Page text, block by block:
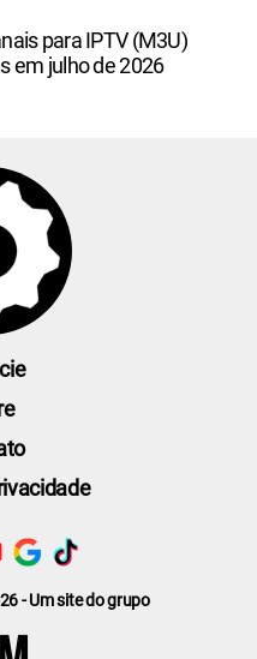
para IPTV (M3U)
em julho de 2026
- Um site do grupo